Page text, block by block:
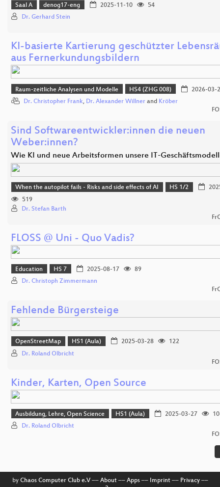
Saal A denog17-eng 2025-11-10
54
Dr. Gerhard Stein
KI-basierte Kartierung geschützter
aus Fernerkundungsbildern
Raum-zeitliche Analysen und Modelle HS4 (ZHG 008)
2026-03-
Dr. Christopher Frank, Dr. Alexander Willner and Kröber
Sind Softwareentwickler:innen die neuen
Weber:innen?
Wie KI und neue Arbeitsformen unsere IT-
When the autopilot fails - Risks and side effects of AI HS 1/2
519
Dr. Stefan Barth
FLOSS @ Uni - Quo Vadis?
Education HS 7 2025-08-17
89
Dr. Christoph Zimmermann
Fehlende Bürgersteige
OpenStreetMap HS1 (Aula) 2025-03-28
122
Dr. Roland Olbricht
Kinder, Karten, Open Source
Ausbildung, Lehre, Open Science HS1 (Aula) 2025-03-27
Dr. Roland Olbricht
by Chaos Computer Club e.V–– About–– Apps–– Imprint–– Privacy––